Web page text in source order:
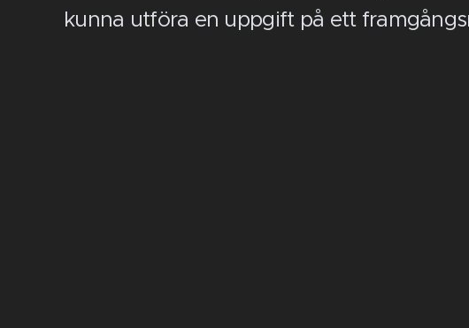
kunna utföra en uppgift på ett